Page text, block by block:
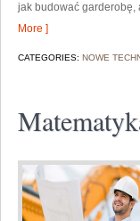
jak budować garderobę,
More ]
CATEGORIES: NOWE